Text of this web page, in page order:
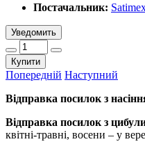
Постачальник:
Уведомить
Купити
Попередній Наступний
Відправка посилок з
Відправка посилок з
квітні-травні, восени – у